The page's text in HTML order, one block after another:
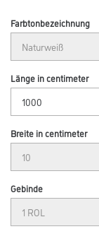
Farbtonbezeichnung
Länge in centimeter
Breite in centimeter
Gebinde